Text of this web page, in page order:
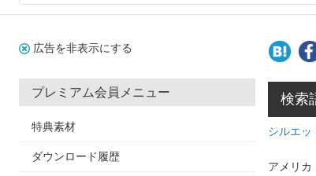
広告を非表示にする
プレミアム会員メニュー
特典素材
ダウンロード履歴
検索
シルエッ
アメリカ